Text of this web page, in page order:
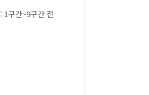
: 1구간~9구간 전